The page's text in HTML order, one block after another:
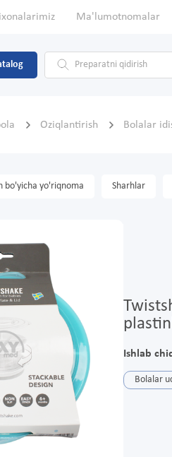
Ma'lumotnomalar
Oziqlantirish Bolalar
bo'yicha yo'riqnoma Sharhlar
Ishlab
Bolalar